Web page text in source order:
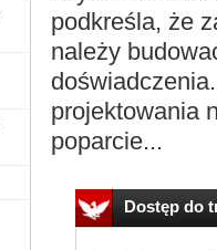
podkreśla, że
należy
projektowania
poparcie...
Dostęp do